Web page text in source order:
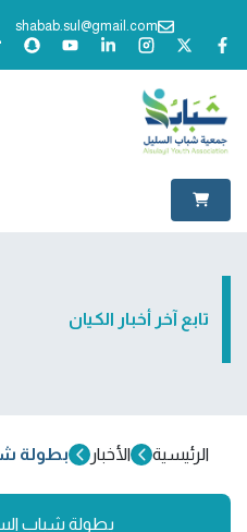
shabab.sul@gmail.com
تابع آخر أخبار الكيان
الرئيسية الأخبار بطولة
بطولة شباب